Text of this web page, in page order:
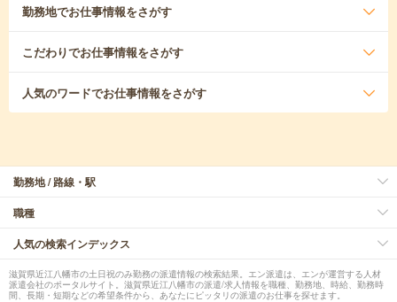
勤務地でお仕事情報をさがす
こだわりでお仕事情報をさがす
人気のワードでお仕事情報をさがす
勤務地 / 路線・駅
職種
人気の検索インデックス
滋賀県近江八幡市の土日祝のみ勤務の派遣情報の検索結果。エン派遣は、エンが運営する人材
派遣会社のポータルサイト。滋賀県近江八幡市の派遣/求人情報を職種、勤務地、時給、勤務時
間、長期・短期などの希望条件から、あなたにピッタリの派遣のお仕事を探せます。